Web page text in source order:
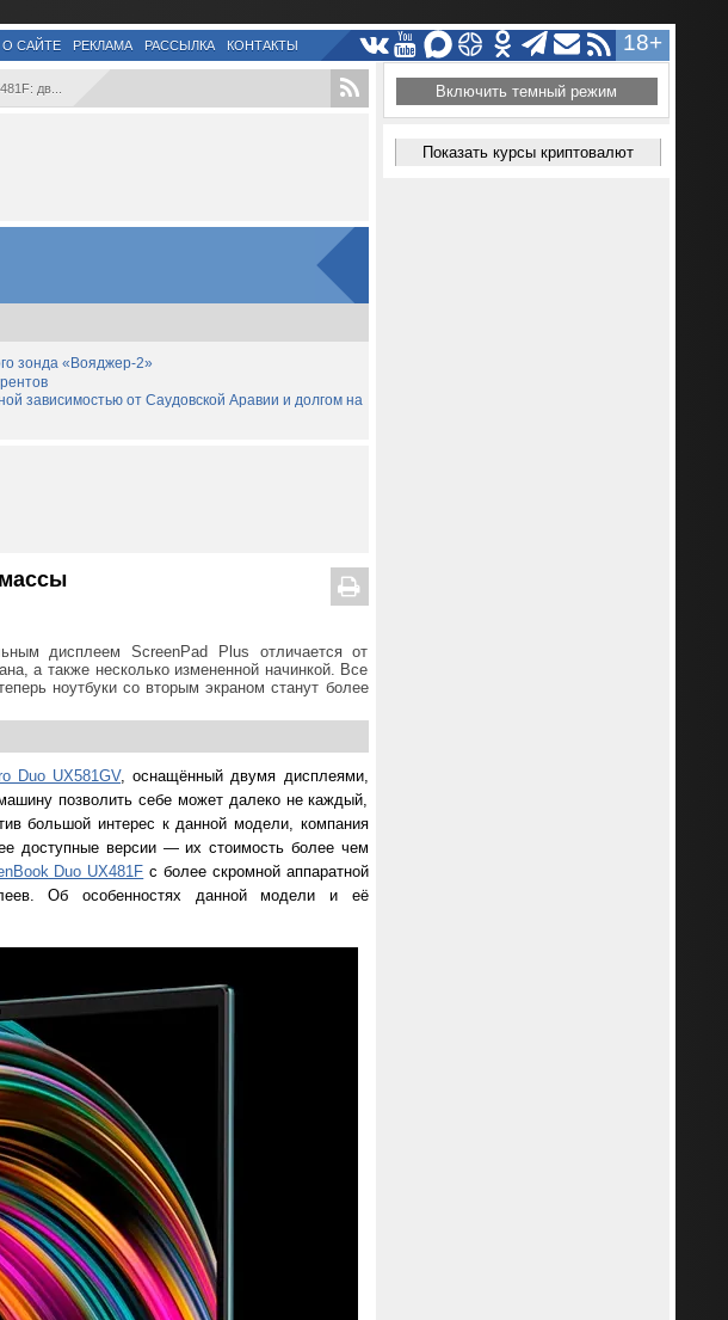
18+
О САЙТЕ РЕКЛАМА РАССЫЛКА КОНТАКТЫ
дв...
зонда «Вояджер-2»
зависимостью от Саудовской Аравии и долгом на
дисплеем ScreenPad Plus отличается от
а также несколько измененной начинкой. Все
ноутбуки со вторым экраном станут более
Duo UX581GV, оснащённый двумя дисплеями,
позволить себе может далеко не каждый,
большой интерес к данной модели, компания
доступные версии — их стоимость более чем
Duo UX481F с более скромной аппаратной
Об особенностях данной модели и её
Включить темный режим
Показать курсы криптовалют